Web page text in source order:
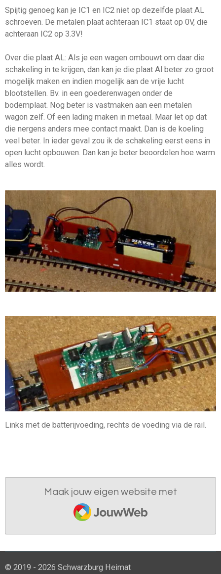
Spijtig genoeg kan je IC1 en IC2 niet op dezelfde plaat AL
schroeven. De metalen plaat achteraan IC1 staat op 0V, die
achteraan IC2 op 3.3V!
Over die plaat AL: Als je een wagen ombouwt om daar die
schakeling in te krijgen, dan kan je die plaat Al beter zo groot
mogelijk maken en indien mogelijk aan de vrije lucht
blootstellen. Bv. in een goederenwagen onder de
bodemplaat. Nog beter is vastmaken aan een metalen
wagon zelf. Of een lading maken in metaal. Maar let op dat
die nergens anders mee contact maakt. Dan is de koeling
veel beter. In ieder geval zou ik de schakeling eerst eens in
open lucht opbouwen. Dan kan je beter beoordelen hoe warm
alles wordt.
Links met de batterijvoeding, rechts de voeding via de rail.
Maak jouw eigen website met
JouwWeb
© 2019 - 2026 Schwarzburg Heimat